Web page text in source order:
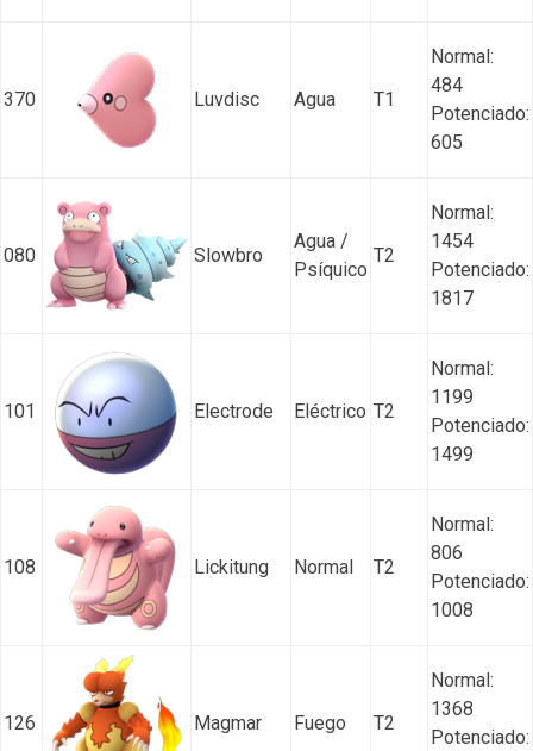
370 Luvdisc Agua T1
Normal:
484
Potenciado:
605
080 Slowbro
Agua /
Psíquico
T2
Normal:
1454
Potenciado:
1817
101 Electrode Eléctrico T2
Normal:
1199
Potenciado:
1499
108 Lickitung Normal T2
Normal:
806
Potenciado:
1008
126 Magmar Fuego T2
Normal:
1368
Potenciado: